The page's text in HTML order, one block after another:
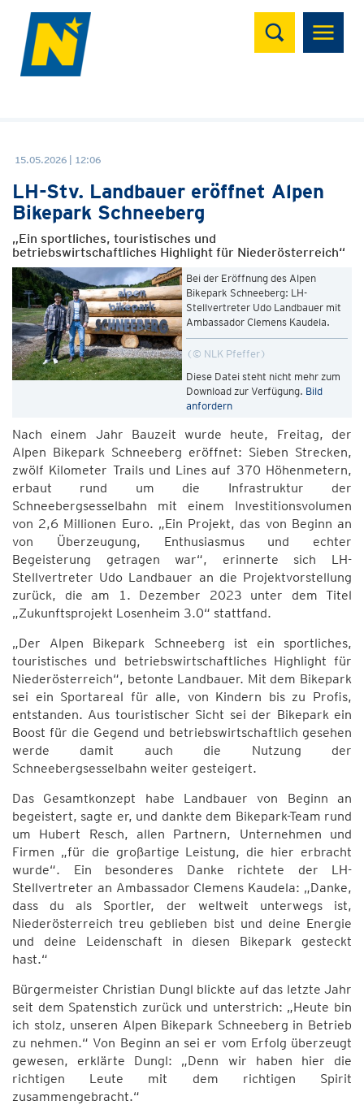
Suchen
15.05.2026 | 12:06
LH-Stv. Landbauer eröffnet Alpen
Bikepark Schneeberg
„Ein sportliches, touristisches und
betriebswirtschaftliches Highlight für Niederösterreich“
Bei der Eröffnung des Alpen
Bikepark Schneeberg: LH-
Stellvertreter Udo Landbauer mit
Ambassador Clemens Kaudela.
© NLK Pfeffer
Diese Datei steht nicht mehr zum
Download zur Verfügung. Bild
anfordern
Nach einem Jahr Bauzeit wurde heute, Freitag, der
Alpen Bikepark Schneeberg eröffnet: Sieben Strecken,
zwölf Kilometer Trails und Lines auf 370 Höhenmetern,
erbaut rund um die Infrastruktur der
Schneebergsesselbahn mit einem Investitionsvolumen
von 2,6 Millionen Euro. „Ein Projekt, das von Beginn an
von Überzeugung, Enthusiasmus und echter
Begeisterung getragen war“, erinnerte sich LH-
Stellvertreter Udo Landbauer an die Projektvorstellung
zurück, die am 1. Dezember 2023 unter dem Titel
„Zukunftsprojekt Losenheim 3.0“ stattfand.
„Der Alpen Bikepark Schneeberg ist ein sportliches,
touristisches und betriebswirtschaftliches Highlight für
Niederösterreich“, betonte Landbauer. Mit dem Bikepark
sei ein Sportareal für alle, von Kindern bis zu Profis,
entstanden. Aus touristischer Sicht sei der Bikepark ein
Boost für die Gegend und betriebswirtschaftlich gesehen
werde damit auch die Nutzung der
Schneebergsesselbahn weiter gesteigert.
Das Gesamtkonzept habe Landbauer von Beginn an
begeistert, sagte er, und dankte dem Bikepark-Team rund
um Hubert Resch, allen Partnern, Unternehmen und
Firmen „für die großartige Leistung, die hier erbracht
wurde“. Ein besonderes Danke richtete der LH-
Stellvertreter an Ambassador Clemens Kaudela: „Danke,
dass du als Sportler, der weltweit unterwegs ist,
Niederösterreich treu geblieben bist und deine Energie
und deine Leidenschaft in diesen Bikepark gesteckt
hast.“
Bürgermeister Christian Dungl blickte auf das letzte Jahr
seit dem Spatenstich zurück und unterstrich: „Heute bin
ich stolz, unseren Alpen Bikepark Schneeberg in Betrieb
zu nehmen.“ Von Beginn an sei er vom Erfolg überzeugt
gewesen, erklärte Dungl: „Denn wir haben hier die
richtigen Leute mit dem richtigen Spirit
zusammengebracht.“